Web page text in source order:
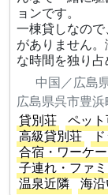
ョンです。
一棟貸しなの
がありません
な時間を独り占
中国／広島
広島県呉市豊
貸別荘
ペッ
高級貸別荘
合宿・ワーケ
子連れ・ファ
温泉近隣
海